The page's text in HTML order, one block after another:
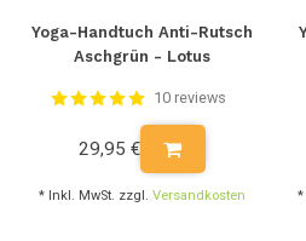
Yoga-Handtuch Anti-Rutsch
Aschgrün - Lotus
10 reviews
29,95 €
* Inkl. MwSt. zzgl. Versandkosten *